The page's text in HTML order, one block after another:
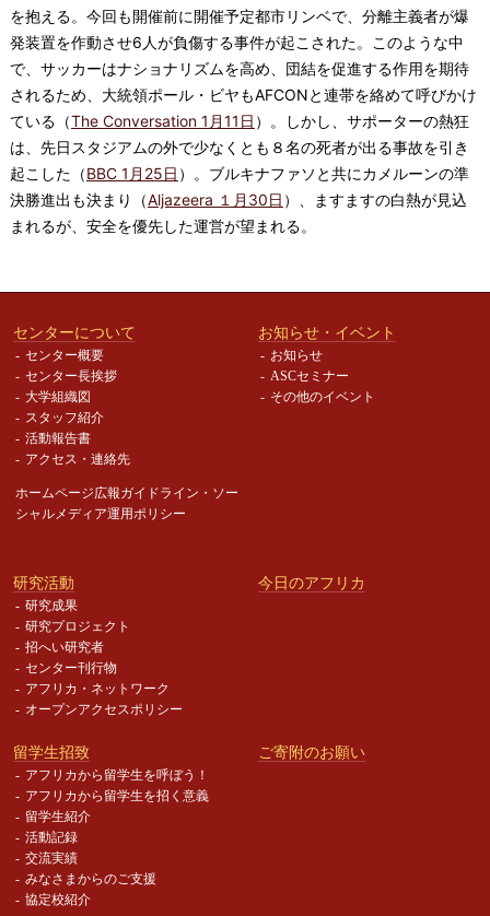
を抱える。今回も開催前に開催予定都市リンベで、分離主義者が爆
発装置を作動させ6人が負傷する事件が起こされた。このような中
で、サッカーはナショナリズムを高め、団結を促進する作用を期待
されるため、大統領ポール・ビヤもAFCONと連帯を絡めて呼びかけ
ている（The Conversation 1月11日 ）。しかし、サポーターの熱狂
は、先日スタジアムの外で少なくとも８名の死者が出る事故を引き
起こした（BBC 1月25日 ）。ブルキナファソと共にカメルーンの準
決勝進出も決まり（Aljazeera １月30日 ）、ますますの白熱が見込
まれるが、安全を優先した運営が望まれる。
センターについて
センター概要
センター長挨拶
大学組織図
スタッフ紹介
活動報告書
アクセス・連絡先
ホームページ広報ガイドライン・ ソー
シャルメディア運用ポリシー
お知らせ・イベント
お知らせ
ASCセミナー
その他のイベント
研究活動
研究成果
研究プロジェクト
招へい研究者
センター刊行物
アフリカ・ネットワーク
オープンアクセスポリシー
今日のアフリカ
留学生招致
アフリカから留学生を呼ぼう！
アフリカから留学生を招く意義
留学生紹介
活動記録
交流実績
みなさまからのご支援
協定校紹介
ご寄附のお願い